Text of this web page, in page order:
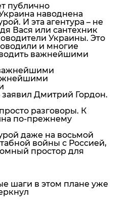
публично
наводнена
И эта агентура – не
Вася или сантехник
Украины. Это
и многие
важнейшими
заявил Дмитрий Гордон.
разговоры. К
по-прежнему
даже на восьмой
войны с Россией,
простор для
шаги в этом плане уже